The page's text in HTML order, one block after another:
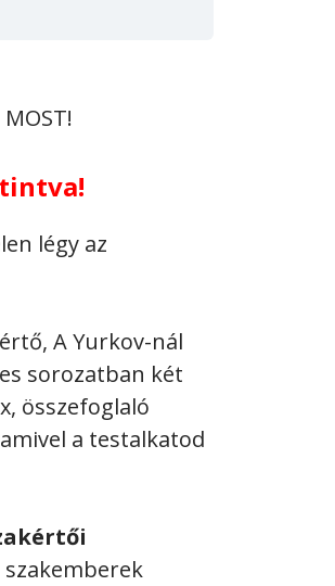
légy az
A Yurkov-nál
sorozatban két
összefoglaló
a testalkatod